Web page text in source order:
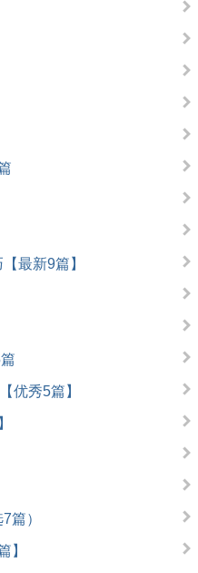
最新9篇】
优秀5篇】
篇）
】